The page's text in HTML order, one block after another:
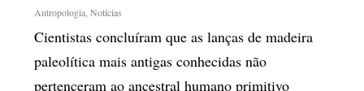
Antropologia ,Notícias
Cientistas concluíram que as lanças de madeira
paleolítica mais antigas conhecidas não
pertenceram ao ancestral humano primitivo